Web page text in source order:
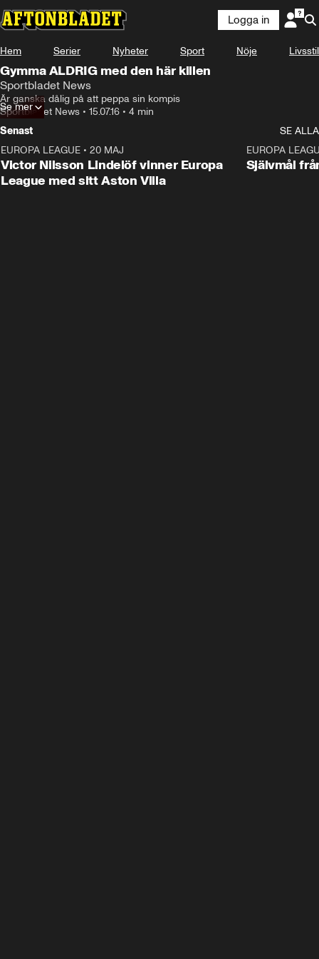
Logga in
Hem Serier Nyheter Sport Nöje Livsstil
Gymma ALDRIG med den här killen
Sportbladet News
Är ganska dålig på att peppa sin kompis
Sportbladet News • 15.07.16 • 4 min
Se mer
Senast
SE ALLA
EUROPA LEAGUE • 20 MAJ
Victor Nilsson Lindelöf vinner Europa
League med sitt Aston Villa
EUROPA
Självmål